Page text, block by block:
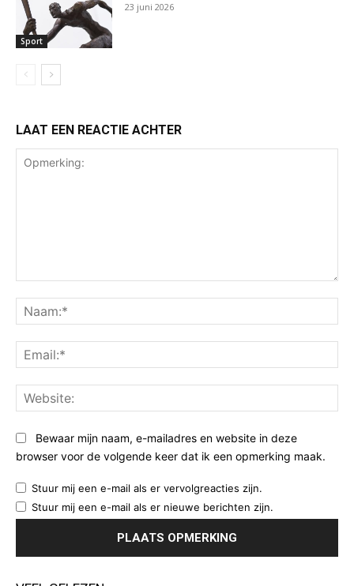
Sport
23 juni 2026
LAAT EEN REACTIE ACHTER
Bewaar mijn naam, e-mailadres en website in deze
browser voor de volgende keer dat ik een opmerking maak.
Stuur mij een e-mail als er vervolgreacties zijn.
Stuur mij een e-mail als er nieuwe berichten zijn.